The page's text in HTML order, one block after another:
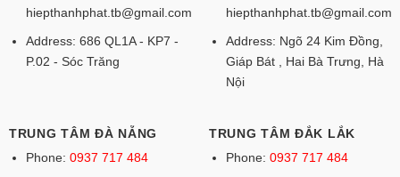
hiepthanhphat.tb@gmail.com
Address: 686 QL1A - KP7 -
P.02 - Sóc Trăng
hiepthanhphat.tb@gmail.com
Address: Ngõ 24 Kim Đồng,
Giáp Bát , Hai Bà Trưng, Hà
Nội
TRUNG TÂM ĐÀ NẴNG
Phone: 0937 717 484
TRUNG TÂM ĐẮK LẮK
Phone: 0937 717 484